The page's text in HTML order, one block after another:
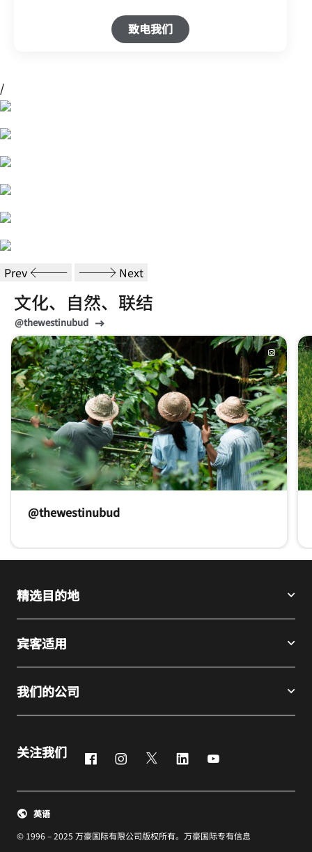
致电我们
/
Prev Next
文化、自然、联结
跳过 文化、自然、联结 轮播 使用 6 张卡。
@thewestinubud打开新窗口
@thewestinubud
精选目的地
宾客适用
我们的公司
关注我们 FacebookInstagram
Twitter LinkedIn
© 1996 – 2025 万豪国际有限公司版权所有。万豪国际专有信息
英语